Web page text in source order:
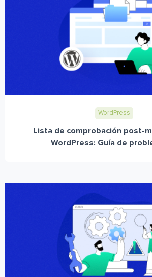
WordPress
Lista de comprobación post-
WordPress: Guía de